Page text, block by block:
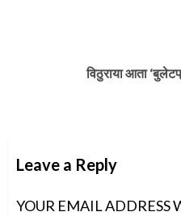
विठुराया आता
Leave a Reply
YOUR EMAIL ADDRESS